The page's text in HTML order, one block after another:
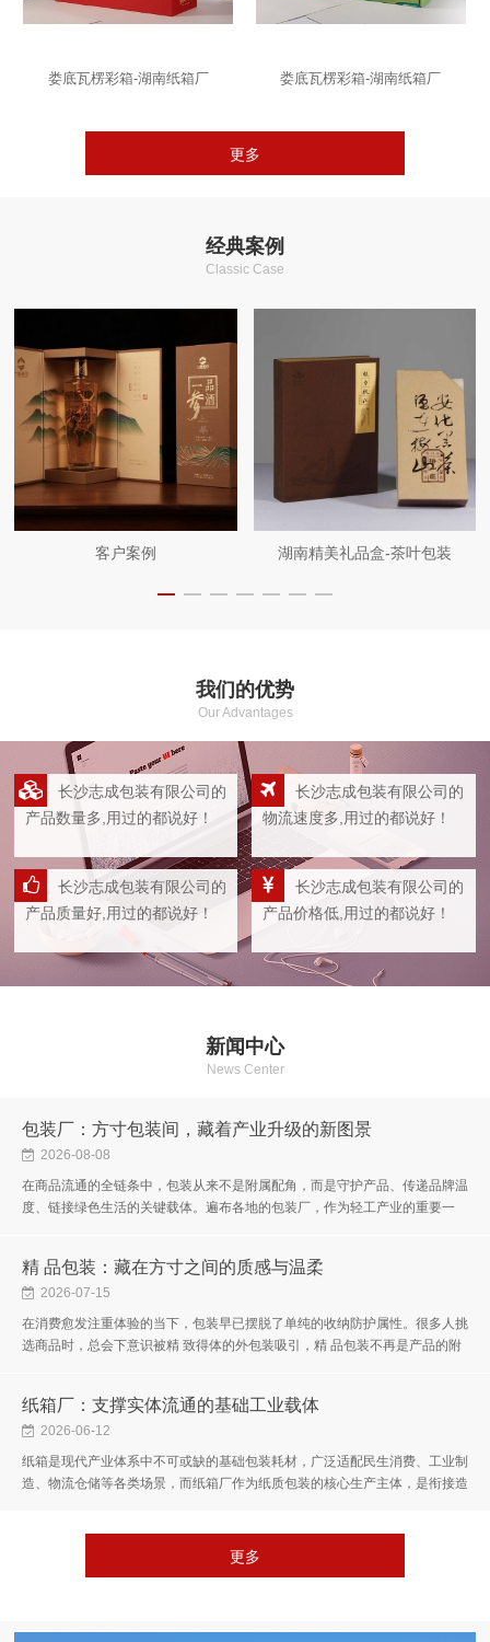
娄底瓦楞彩箱-湖南纸箱厂 娄底瓦楞彩箱-湖南纸箱厂
更多
经典案例
Classic Case
客户案例 湖南精美礼品盒-茶叶包装
我们的优势
Our Advantages
长沙志成包装有限公司的
产品数量多,用过的都说好！
长沙志成包装有限公司的
物流速度多,用过的都说好！
长沙志成包装有限公司的
产品质量好,用过的都说好！
长沙志成包装有限公司的
产品价格低,用过的都说好！
新闻中心
News Center
包装厂：方寸包装间，藏着产业升级的新图景
2026-08-08
在商品流通的全链条中，包装从来不是附属配角，而是守护产品、传递品牌温
度、链接绿色生活的关键载体。遍布各地的包装厂，作为轻工产业的重要一
精 品包装：藏在方寸之间的质感与温柔
2026-07-15
在消费愈发注重体验的当下，包装早已摆脱了单纯的收纳防护属性。很多人挑
选商品时，总会下意识被精 致得体的外包装吸引，精 品包装不再是产品的附
纸箱厂：支撑实体流通的基础工业载体
2026-06-12
纸箱是现代产业体系中不可或缺的基础包装耗材，广泛适配民生消费、工业制
造、物流仓储等各类场景，而纸箱厂作为纸质包装的核心生产主体，是衔接造
更多